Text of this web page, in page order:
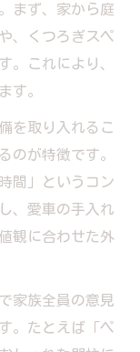
まず、家から庭
、くつろぎスペ
。これにより、
す。
を取り入れるこ
のが特徴です。
間」というコン
、愛車の手入れ
観に合わせた外
家族全員の意見
。たとえば「ペ